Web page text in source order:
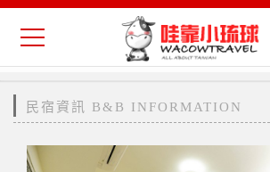
民宿資訊 B&B INFORMATION